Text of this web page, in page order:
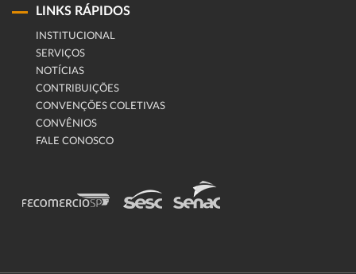
LINKS RÁPIDOS
INSTITUCIONAL
SERVIÇOS
NOTÍCIAS
CONTRIBUIÇÕES
CONVENÇÕES COLETIVAS
CONVÊNIOS
FALE CONOSCO